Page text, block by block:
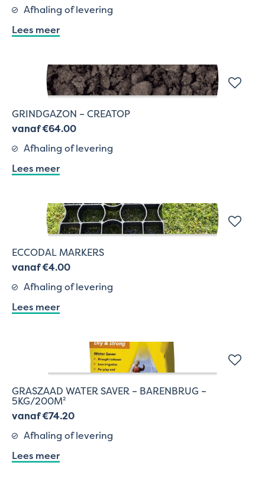
Afhaling of levering
Lees meer
GRINDGAZON – CREATOP
vanaf €64.00
Afhaling of levering
Lees meer
ECCODAL MARKERS
vanaf €4.00
Afhaling of levering
Lees meer
GRASZAAD WATER SAVER – BARENBRUG –
5KG/200M²
vanaf €74.20
Afhaling of levering
Lees meer